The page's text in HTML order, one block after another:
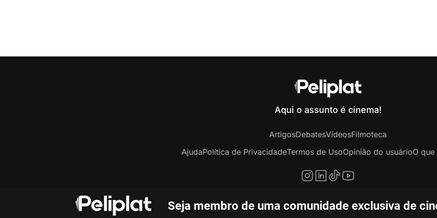
Seja membro de uma comunidade exclusiva de
Aqui o assunto é cinema!
ArtigosDebatesVídeosFilmoteca
AjudaPolítica de PrivacidadeTermos de UsoOpinião do usuárioO que